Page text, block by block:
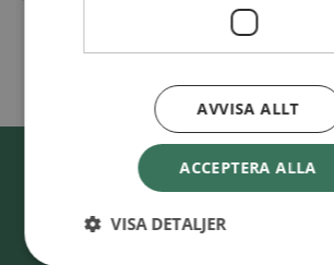
ACCEPTERA ALLA
AVVISA ALLT
VISA DETALJER